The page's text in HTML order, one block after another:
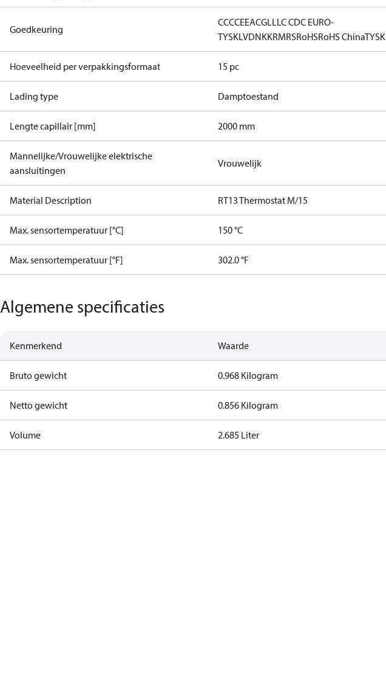
Goedkeuring
CCCCEEACGLLLC CDC EURO-
TYSKLVDNKKRMRSRoHSRoHS ChinaTYSK
Hoeveelheid per verpakkingsformaat 15 pc
Lading type Damptoestand
Lengte capillair [mm] 2000 mm
Mannelijke/Vrouwelijke elektrische
aansluitingen
Vrouwelijk
Material Description RT13 Thermostat M/15
Max. sensortemperatuur [°C] 150 °C
Max. sensortemperatuur [°F] 302.0 °F
Algemene specificaties
Kenmerkend Waarde
Bruto gewicht 0.968 Kilogram
Netto gewicht 0.856 Kilogram
Volume 2.685 Liter